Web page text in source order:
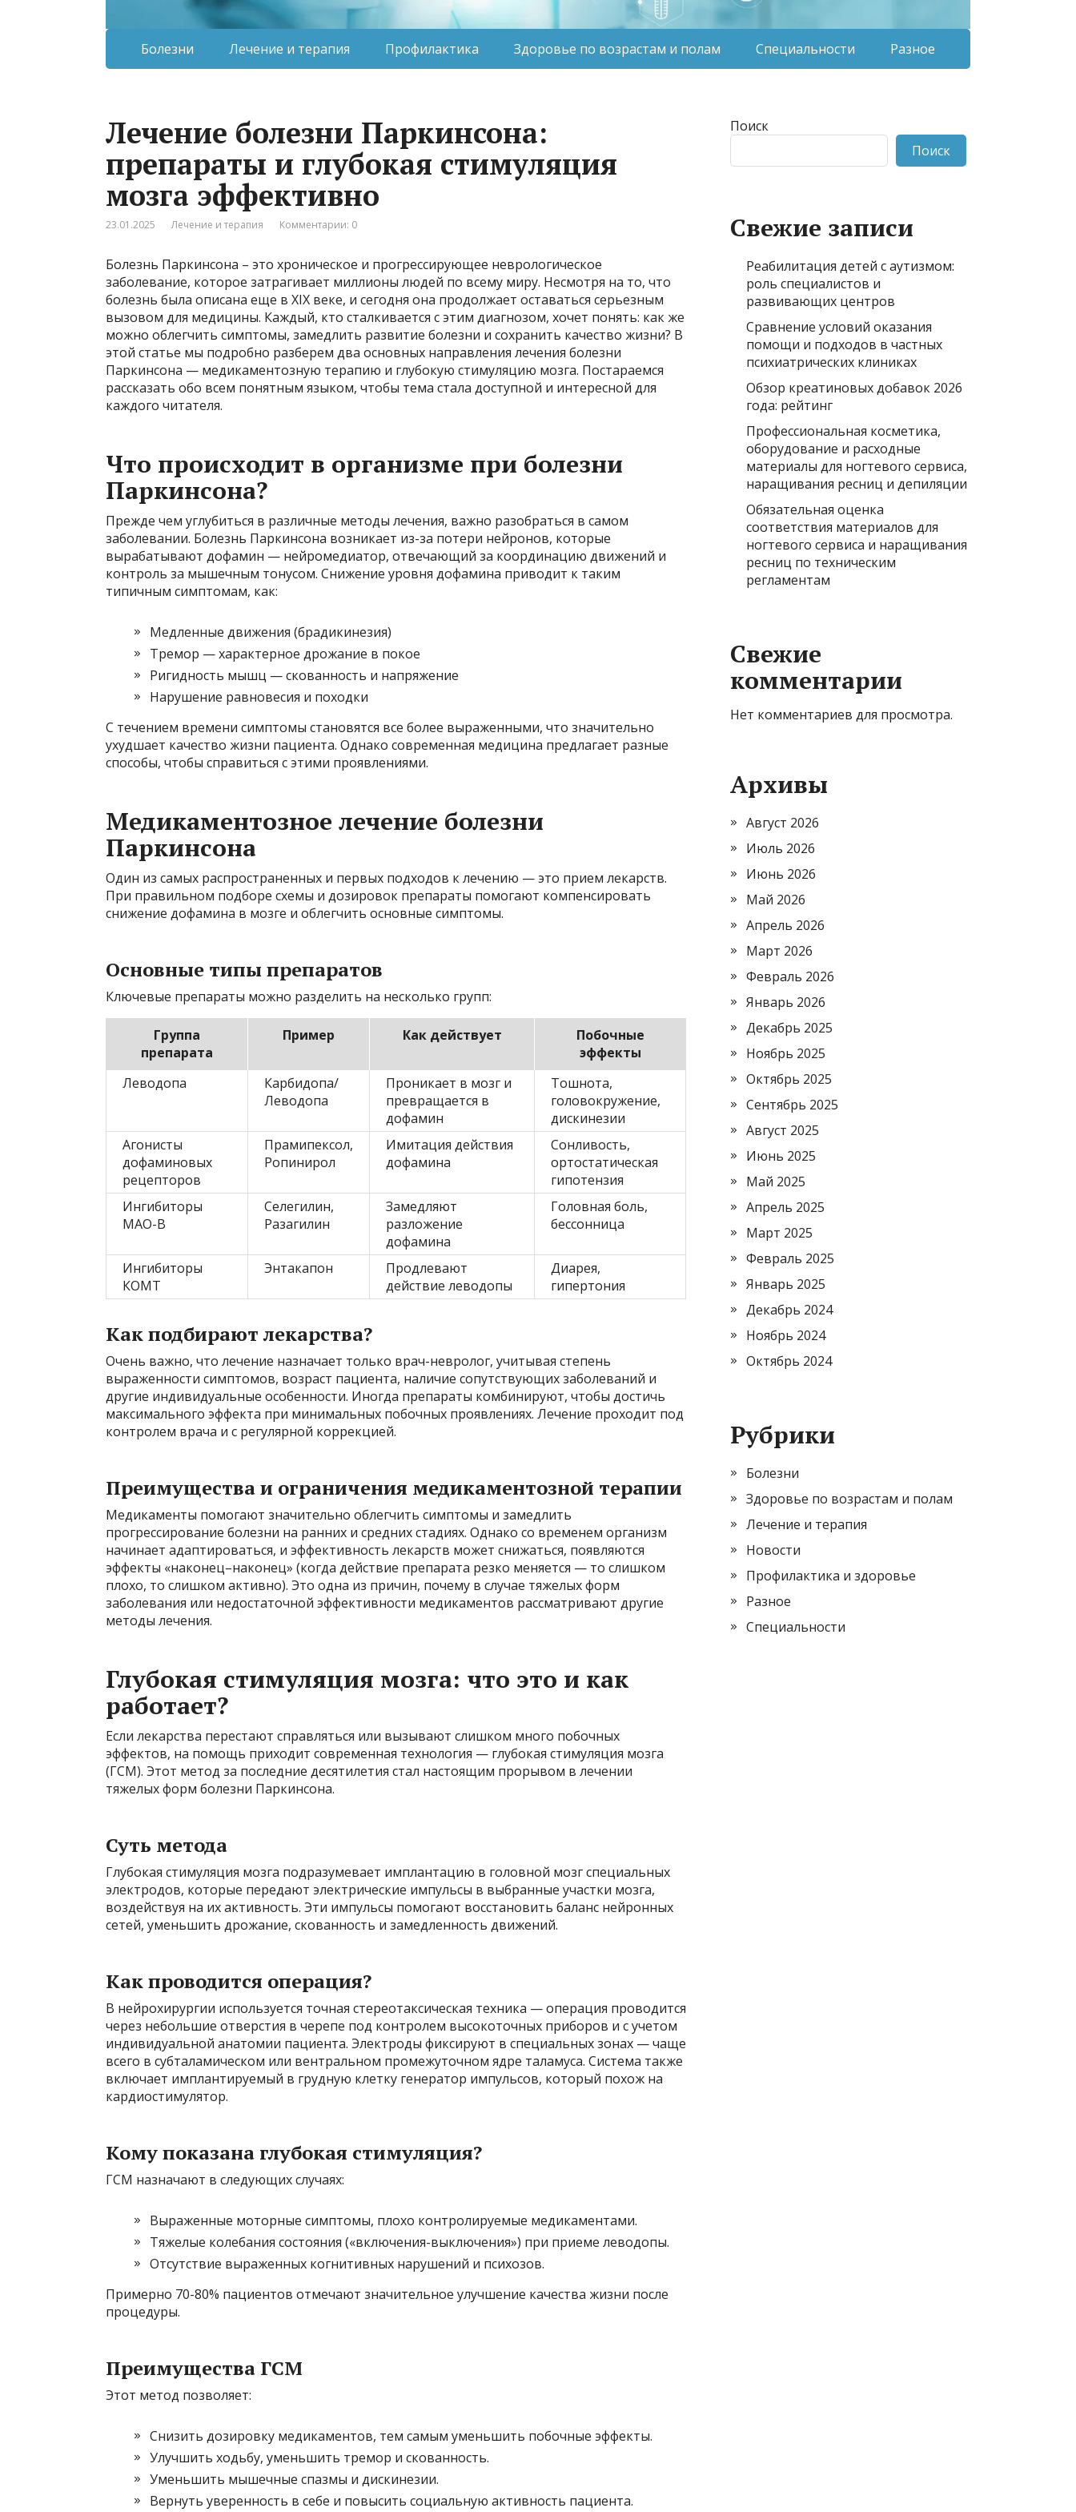
Болезни Лечение и терапия Профилактика Здоровье по возрастам и полам Специальности Разное
Лечение болезни Паркинсона:
препараты и глубокая стимуляция
мозга эффективно
23.01.2025 Лечение и терапия Комментарии: 0
Болезнь Паркинсона – это хроническое и прогрессирующее неврологическое
заболевание, которое затрагивает миллионы людей по всему миру. Несмотря на то, что
болезнь была описана еще в XIX веке, и сегодня она продолжает оставаться серьезным
вызовом для медицины. Каждый, кто сталкивается с этим диагнозом, хочет понять: как же
можно облегчить симптомы, замедлить развитие болезни и сохранить качество жизни? В
этой статье мы подробно разберем два основных направления лечения болезни
Паркинсона — медикаментозную терапию и глубокую стимуляцию мозга. Постараемся
рассказать обо всем понятным языком, чтобы тема стала доступной и интересной для
каждого читателя.
Что происходит в организме при болезни
Паркинсона?
Прежде чем углубиться в различные методы лечения, важно разобраться в самом
заболевании. Болезнь Паркинсона возникает из-за потери нейронов, которые
вырабатывают дофамин — нейромедиатор, отвечающий за координацию движений и
контроль за мышечным тонусом. Снижение уровня дофамина приводит к таким
типичным симптомам, как:
Медленные движения (брадикинезия)
Тремор — характерное дрожание в покое
Ригидность мышц — скованность и напряжение
Нарушение равновесия и походки
С течением времени симптомы становятся все более выраженными, что значительно
ухудшает качество жизни пациента. Однако современная медицина предлагает разные
способы, чтобы справиться с этими проявлениями.
Медикаментозное лечение болезни
Паркинсона
Один из самых распространенных и первых подходов к лечению — это прием лекарств.
При правильном подборе схемы и дозировок препараты помогают компенсировать
снижение дофамина в мозге и облегчить основные симптомы.
Основные типы препаратов
Ключевые препараты можно разделить на несколько групп:
Группа
препарата
Пример Как действует
Побочные
эффекты
Леводопа
Карбидопа/
Леводопа
Проникает в мозг и
превращается в
дофамин
Тошнота,
головокружение,
дискинезии
Агонисты
дофаминовых
рецепторов
Прамипексол,
Ропинирол
Имитация действия
дофамина
Сонливость,
ортостатическая
гипотензия
Ингибиторы
МАО-В
Селегилин,
Разагилин
Замедляют
разложение
дофамина
Головная боль,
бессонница
Ингибиторы
КОМТ
Энтакапон
Продлевают
действие леводопы
Диарея,
гипертония
Как подбирают лекарства?
Очень важно, что лечение назначает только врач-невролог, учитывая степень
выраженности симптомов, возраст пациента, наличие сопутствующих заболеваний и
другие индивидуальные особенности. Иногда препараты комбинируют, чтобы достичь
максимального эффекта при минимальных побочных проявлениях. Лечение проходит под
контролем врача и с регулярной коррекцией.
Преимущества и ограничения медикаментозной терапии
Медикаменты помогают значительно облегчить симптомы и замедлить
прогрессирование болезни на ранних и средних стадиях. Однако со временем организм
начинает адаптироваться, и эффективность лекарств может снижаться, появляются
эффекты «наконец–наконец» (когда действие препарата резко меняется — то слишком
плохо, то слишком активно). Это одна из причин, почему в случае тяжелых форм
заболевания или недостаточной эффективности медикаментов рассматривают другие
методы лечения.
Глубокая стимуляция мозга: что это и как
работает?
Если лекарства перестают справляться или вызывают слишком много побочных
эффектов, на помощь приходит современная технология — глубокая стимуляция мозга
(ГСМ). Этот метод за последние десятилетия стал настоящим прорывом в лечении
тяжелых форм болезни Паркинсона.
Суть метода
Глубокая стимуляция мозга подразумевает имплантацию в головной мозг специальных
электродов, которые передают электрические импульсы в выбранные участки мозга,
воздействуя на их активность. Эти импульсы помогают восстановить баланс нейронных
сетей, уменьшить дрожание, скованность и замедленность движений.
Как проводится операция?
В нейрохирургии используется точная стереотаксическая техника — операция проводится
через небольшие отверстия в черепе под контролем высокоточных приборов и с учетом
индивидуальной анатомии пациента. Электроды фиксируют в специальных зонах — чаще
всего в субталамическом или вентральном промежуточном ядре таламуса. Система также
включает имплантируемый в грудную клетку генератор импульсов, который похож на
кардиостимулятор.
Кому показана глубокая стимуляция?
ГСМ назначают в следующих случаях:
Выраженные моторные симптомы, плохо контролируемые медикаментами.
Тяжелые колебания состояния («включения-выключения») при приеме леводопы.
Отсутствие выраженных когнитивных нарушений и психозов.
Примерно 70-80% пациентов отмечают значительное улучшение качества жизни после
процедуры.
Преимущества ГСМ
Этот метод позволяет:
Снизить дозировку медикаментов, тем самым уменьшить побочные эффекты.
Улучшить ходьбу, уменьшить тремор и скованность.
Уменьшить мышечные спазмы и дискинезии.
Вернуть уверенность в себе и повысить социальную активность пациента.
Поиск
Поиск
Свежие записи
Реабилитация детей с аутизмом:
роль специалистов и
развивающих центров
Сравнение условий оказания
помощи и подходов в частных
психиатрических клиниках
Обзор креатиновых добавок 2026
года: рейтинг
Профессиональная косметика,
оборудование и расходные
материалы для ногтевого сервиса,
наращивания ресниц и депиляции
Обязательная оценка
соответствия материалов для
ногтевого сервиса и наращивания
ресниц по техническим
регламентам
Свежие
комментарии
Нет комментариев для просмотра.
Архивы
Август 2026
Июль 2026
Июнь 2026
Май 2026
Апрель 2026
Март 2026
Февраль 2026
Январь 2026
Декабрь 2025
Ноябрь 2025
Октябрь 2025
Сентябрь 2025
Август 2025
Июнь 2025
Май 2025
Апрель 2025
Март 2025
Февраль 2025
Январь 2025
Декабрь 2024
Ноябрь 2024
Октябрь 2024
Рубрики
Болезни
Здоровье по возрастам и полам
Лечение и терапия
Новости
Профилактика и здоровье
Разное
Специальности